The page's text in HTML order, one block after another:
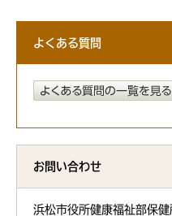
よくある質問
お問い合わせ
浜松市役所健康福祉部保